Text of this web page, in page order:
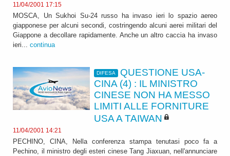
11/04/2001 17:15
MOSCA, Un Sukhoi Su-24 russo ha invaso ieri lo spazio aereo
giapponese per alcuni secondi, costringendo alcuni aerei militari del
Giappone a decollare rapidamente. Anche un altro caccia ha invaso
ieri... continua
DIFESA
QUESTIONE USA-
CINA (4) : IL MINISTRO
CINESE NON HA MESSO
LIMITI ALLE FORNITURE
USA A TAIWAN
11/04/2001 14:21
PECHINO, CINA, Nella conferenza stampa tenutasi poco fa a
Pechino, il ministro degli esteri cinese Tang Jiaxuan, nell'annunciare